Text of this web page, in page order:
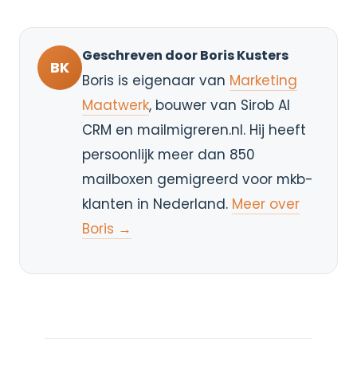
BK
Geschreven door Boris Kusters
Boris is eigenaar van Marketing
Maatwerk, bouwer van Sirob AI
CRM en mailmigreren.nl. Hij heeft
persoonlijk meer dan 850
mailboxen gemigreerd voor mkb-
klanten in Nederland. Meer over
Boris →